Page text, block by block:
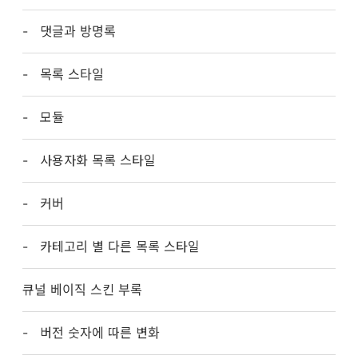
댓글과 방명록
목록 스타일
모듈
사용자화 목록 스타일
커버
카테고리 별 다른 목록 스타일
큐널 베이직 스킨 부록
버전 숫자에 따른 변화